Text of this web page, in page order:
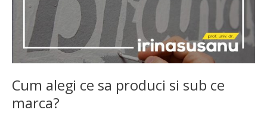
Cum alegi ce sa produci si sub ce
marca?
produci
marca?